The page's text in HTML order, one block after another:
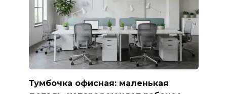
Тумбочка офисная: маленькая